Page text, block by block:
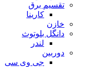
تقسیم برق
کارینا
خازن
دانگل بلوتوث
لندر
دوربین
جی وی سی